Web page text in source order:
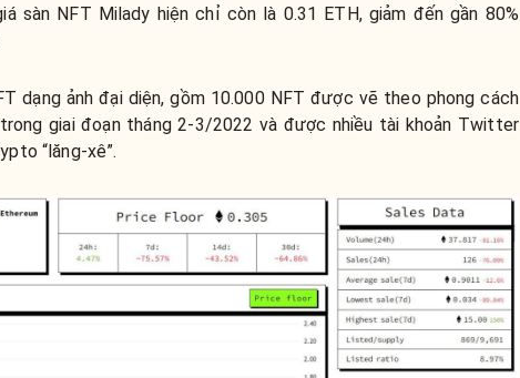
sàn NFT Milady hiện chỉ còn là 0.31 ETH, giảm đến gần 80%
dạng ảnh đại diện, gồm 10.000 NFT được vẽ theo phong cách
giai đoạn tháng 2-3/2022 và được nhiều tài khoản Twitter
“lăng-xê”.